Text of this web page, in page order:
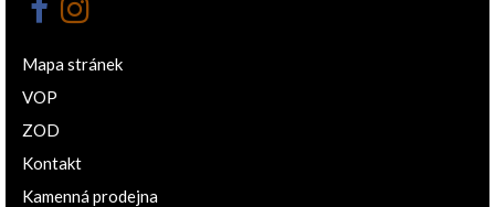
Mapa stránek
VOP
ZOD
Kontakt
Kamenná prodejna